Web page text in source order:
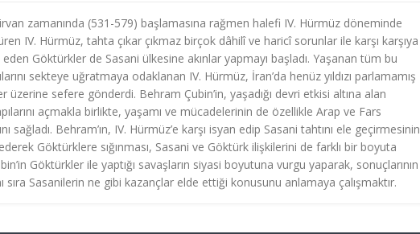
zamanında (531-579) başlamasına rağmen halefi IV. Hürmüz döneminde
IV. Hürmüz, tahta çıkar çıkmaz birçok dâhilî ve haricî sorunlar ile karşı karşıya
eden Göktürkler de Sasani ülkesine akınlar yapmayı başladı. Yaşanan tüm bu
sekteye uğratmaya odaklanan IV. Hürmüz, İran’da henüz yıldızı parlamamış
üzerine sefere gönderdi. Behram Çubin’in, yaşadığı devri etkisi altına alan
açmakla birlikte, yaşamı ve mücadelerinin de özellikle Arap ve Fars
sağladı. Behram’ın, IV. Hürmüz’e karşı isyan edip Sasani tahtını ele geçirmesinin
Göktürklere sığınması, Sasani ve Göktürk ilişkilerini de farklı bir boyuta
Göktürkler ile yaptığı savaşların siyasi boyutuna vurgu yaparak, sonuçlarının
sıra Sasanilerin ne gibi kazançlar elde ettiği konusunu anlamaya çalışmaktır.